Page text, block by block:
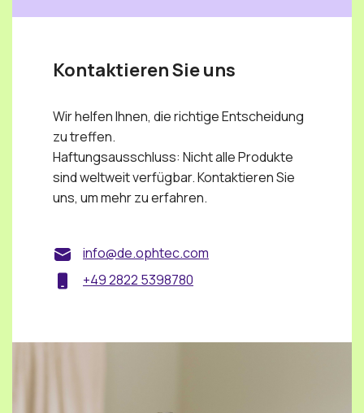
Kontaktieren Sie uns
Wir helfen Ihnen, die richtige Entscheidung
zu treffen.
Haftungsausschluss: Nicht alle Produkte
sind weltweit verfügbar. Kontaktieren Sie
uns, um mehr zu erfahren.
info@de.ophtec.com
+49 2822 5398780